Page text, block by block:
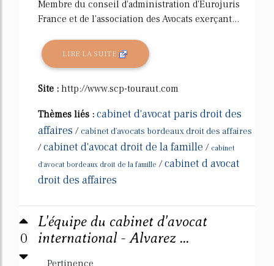
Membre du conseil d'administration d'Eurojuris
France et de l'association des Avocats exerçant...
LIRE LA SUITE
Site : http://www.scp-touraut.com
Thèmes liés : cabinet d'avocat paris droit des
affaires / cabinet d'avocats bordeaux droit des affaires
/cabinet d'avocat droit de la famille / cabinet
d'avocat bordeaux droit de la famille /cabinet d avocat
droit des affaires
0
L'équipe du cabinet d'avocat
international - Alvarez ...
Pertinence